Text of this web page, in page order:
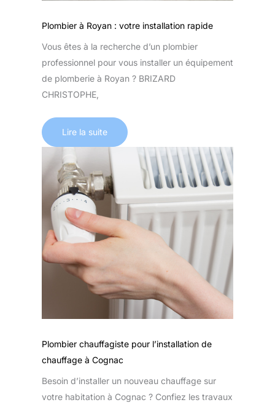
Plombier à Royan : votre installation rapide
Vous êtes à la recherche d’un plombier
professionnel pour vous installer un équipement
de plomberie à Royan ? BRIZARD
CHRISTOPHE,
Lire la suite
Plombier chauffagiste pour l’installation de
chauffage à Cognac
Besoin d’installer un nouveau chauffage sur
votre habitation à Cognac ? Confiez les travaux